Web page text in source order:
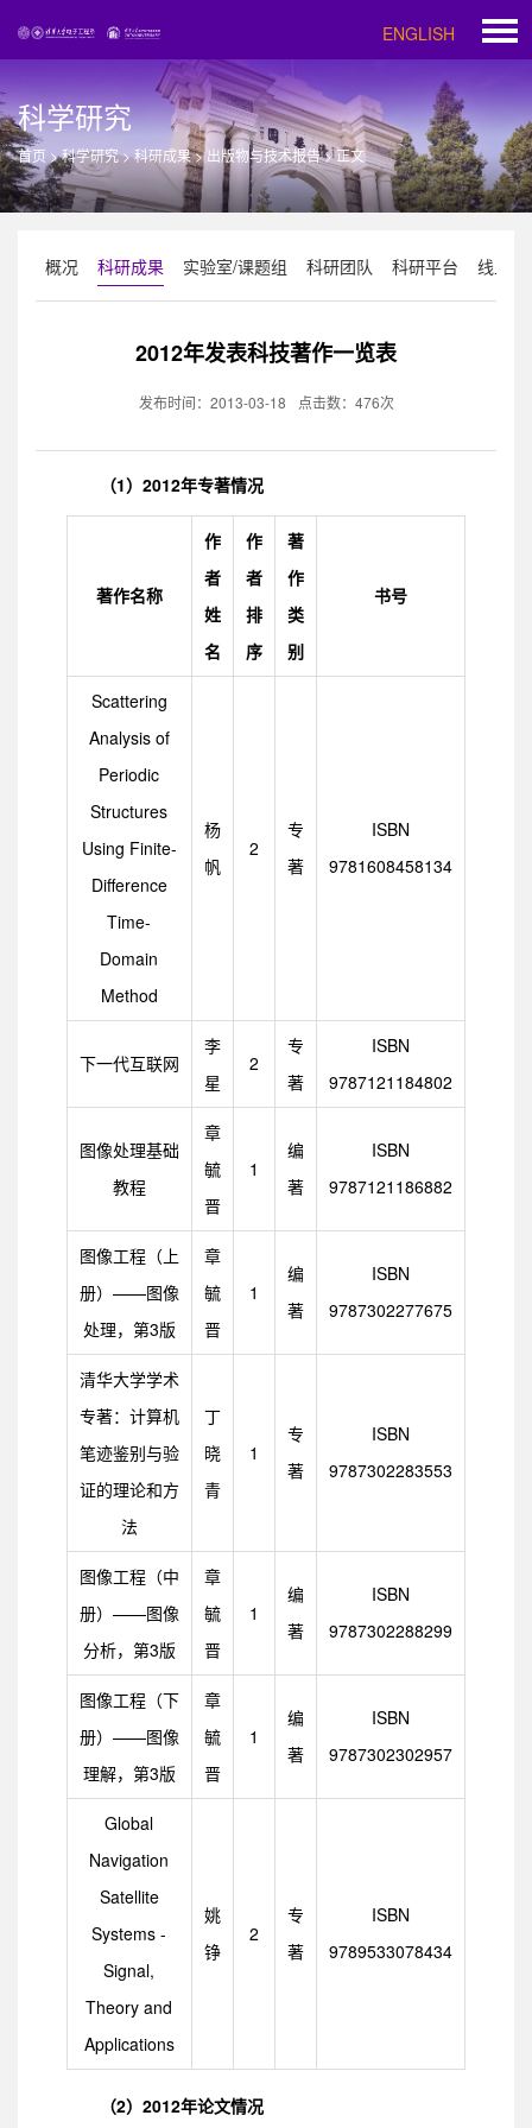
ENGLISH
科学研究
首页 >科学研究>科研成果>出版物与技术报告>正文
概况 科研成果 实验室/课题组 科研团队 科研平台 线上科
2012年发表科技著作一览表
发布时间：2013-03-18 点击数： 476次
（1）2012年专著情况
著作名称
作
者
姓
名
作
者
排
序
著
作
类
别
书号
Scattering
Analysis of
Periodic
Structures
Using Finite-
Difference
Time-
Domain
Method
杨
帆
2
专
著
ISBN
9781608458134
下一代互联网
李
星
2
专
著
ISBN
9787121184802
图像处理基础
教程
章
毓
晋
1
编
著
ISBN
9787121186882
图像工程（上
册）——图像
处理，第3版
章
毓
晋
1
编
著
ISBN
9787302277675
清华大学学术
专著：计算机
笔迹鉴别与验
证的理论和方
法
丁
晓
青
1
专
著
ISBN
9787302283553
图像工程（中
册）——图像
分析，第3版
章
毓
晋
1
编
著
ISBN
9787302288299
图像工程（下
册）——图像
理解，第3版
章
毓
晋
1
编
著
ISBN
9787302302957
Global
Navigation
Satellite
Systems -
Signal,
Theory and
Applications
姚
铮
2
专
著
ISBN
9789533078434
（2）2012年论文情况